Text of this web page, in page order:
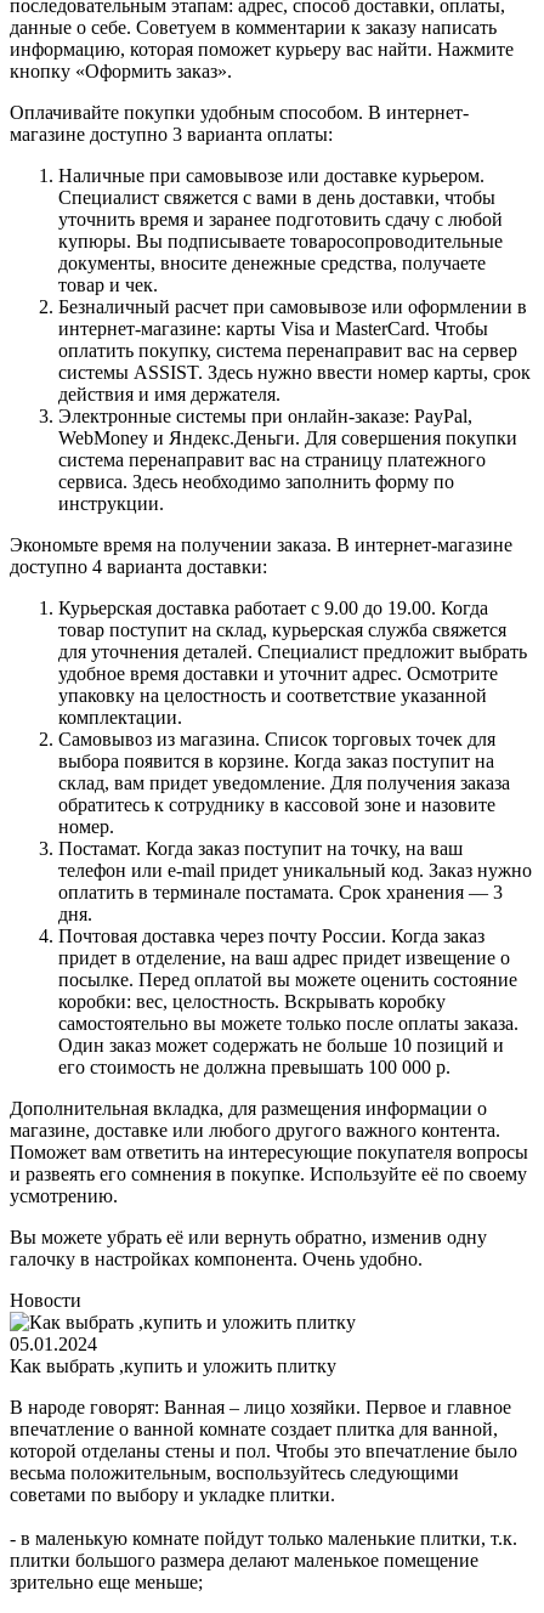
последовательным этапам: адрес, способ доставки, оплаты,
данные о себе. Советуем в комментарии к заказу написать
информацию, которая поможет курьеру вас найти. Нажмите
кнопку «Оформить заказ».
Оплачивайте покупки удобным способом. В интернет-
магазине доступно 3 варианта оплаты:
Наличные при самовывозе или доставке курьером.
Специалист свяжется с вами в день доставки, чтобы
уточнить время и заранее подготовить сдачу с любой
купюры. Вы подписываете товаросопроводительные
документы, вносите денежные средства, получаете
товар и чек.
Безналичный расчет при самовывозе или оформлении в
интернет-магазине: карты Visa и MasterCard. Чтобы
оплатить покупку, система перенаправит вас на сервер
системы ASSIST. Здесь нужно ввести номер карты, срок
действия и имя держателя.
Электронные системы при онлайн-заказе: PayPal,
WebMoney и Яндекс.Деньги. Для совершения покупки
система перенаправит вас на страницу платежного
сервиса. Здесь необходимо заполнить форму по
инструкции.
Экономьте время на получении заказа. В интернет-магазине
доступно 4 варианта доставки:
Курьерская доставка работает с 9.00 до 19.00. Когда
товар поступит на склад, курьерская служба свяжется
для уточнения деталей. Специалист предложит выбрать
удобное время доставки и уточнит адрес. Осмотрите
упаковку на целостность и соответствие указанной
комплектации.
Самовывоз из магазина. Список торговых точек для
выбора появится в корзине. Когда заказ поступит на
склад, вам придет уведомление. Для получения заказа
обратитесь к сотруднику в кассовой зоне и назовите
номер.
Постамат. Когда заказ поступит на точку, на ваш
телефон или e-mail придет уникальный код. Заказ нужно
оплатить в терминале постамата. Срок хранения — 3
дня.
Почтовая доставка через почту России. Когда заказ
придет в отделение, на ваш адрес придет извещение о
посылке. Перед оплатой вы можете оценить состояние
коробки: вес, целостность. Вскрывать коробку
самостоятельно вы можете только после оплаты заказа.
Один заказ может содержать не больше 10 позиций и
его стоимость не должна превышать 100 000 р.
Дополнительная вкладка, для размещения информации о
магазине, доставке или любого другого важного контента.
Поможет вам ответить на интересующие покупателя вопросы
и развеять его сомнения в покупке. Используйте её по своему
усмотрению.
Вы можете убрать её или вернуть обратно, изменив одну
галочку в настройках компонента. Очень удобно.
Новости
05.01.2024
Как выбрать ,купить и уложить плитку
В народе говорят: Ванная – лицо хозяйки. Первое и главное
впечатление о ванной комнате создает плитка для ванной,
которой отделаны стены и пол. Чтобы это впечатление было
весьма положительным, воспользуйтесь следующими
советами по выбору и укладке плитки.
- в маленькую комнате пойдут только маленькие плитки, т.к.
плитки большого размера делают маленькое помещение
зрительно еще меньше;